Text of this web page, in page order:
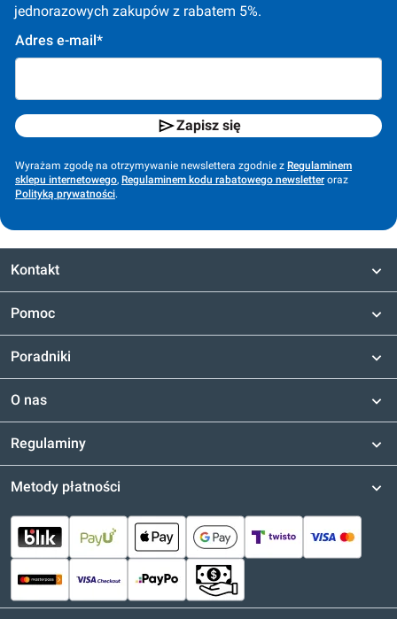
jednorazowych zakupów z rabatem 5%.
Adres e-mail*
Zapisz się
Wyrażam zgodę na otrzymywanie newslettera zgodnie z Regulaminem
sklepu internetowego, Regulaminem kodu rabatowego newsletter oraz
Polityką prywatności.
Kontakt
Pomoc
Poradniki
O nas
Regulaminy
Metody płatności